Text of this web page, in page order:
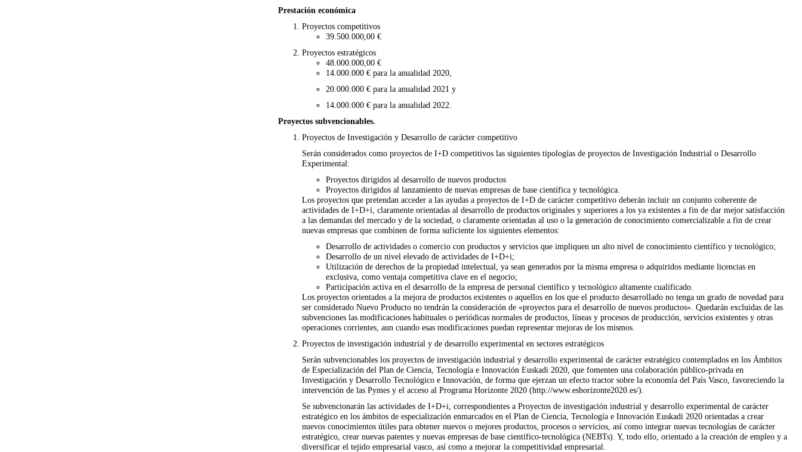
Prestación económica
Proyectos competitivos
39.500.000,00 €
Proyectos estratégicos
48.000.000,00 €
14.000.000 € para la anualidad 2020,
20.000.000 € para la anualidad 2021 y
14.000.000 € para la anualidad 2022.
Proyectos subvencionables.
Proyectos de Investigación y Desarrollo de carácter competitivo
Serán considerados como proyectos de I+D competitivos las siguientes tipologías de proyectos de Investigación Industrial o Desarrollo
Experimental:
Proyectos dirigidos al desarrollo de nuevos productos
Proyectos dirigidos al lanzamiento de nuevas empresas de base científica y tecnológica.
Los proyectos que pretendan acceder a las ayudas a proyectos de I+D de carácter competitivo deberán incluir un conjunto coherente de
actividades de I+D+i, claramente orientadas al desarrollo de productos originales y superiores a los ya existentes a fin de dar mejor satisfacción
a las demandas del mercado y de la sociedad, o claramente orientadas al uso o la generación de conocimiento comercializable a fin de crear
nuevas empresas que combinen de forma suficiente los siguientes elementos:
Desarrollo de actividades o comercio con productos y servicios que impliquen un alto nivel de conocimiento científico y tecnológico;
Desarrollo de un nivel elevado de actividades de I+D+i;
Utilización de derechos de la propiedad intelectual, ya sean generados por la misma empresa o adquiridos mediante licencias en
exclusiva, como ventaja competitiva clave en el negocio;
Participación activa en el desarrollo de la empresa de personal científico y tecnológico altamente cualificado.
Los proyectos orientados a la mejora de productos existentes o aquellos en los que el producto desarrollado no tenga un grado de novedad para
ser considerado Nuevo Producto no tendrán la consideración de «proyectos para el desarrollo de nuevos productos». Quedarán excluidas de las
subvenciones las modificaciones habituales o periódicas normales de productos, líneas y procesos de producción, servicios existentes y otras
operaciones corrientes, aun cuando esas modificaciones puedan representar mejoras de los mismos.
Proyectos de investigación industrial y de desarrollo experimental en sectores estratégicos
Serán subvencionables los proyectos de investigación industrial y desarrollo experimental de carácter estratégico contemplados en los Ámbitos
de Especialización del Plan de Ciencia, Tecnología e Innovación Euskadi 2020, que fomenten una colaboración público-privada en
Investigación y Desarrollo Tecnológico e Innovación, de forma que ejerzan un efecto tractor sobre la economía del País Vasco, favoreciendo la
intervención de las Pymes y el acceso al Programa Horizonte 2020 (http://www.eshorizonte2020.es/).
Se subvencionarán las actividades de I+D+i, correspondientes a Proyectos de investigación industrial y desarrollo experimental de carácter
estratégico en los ámbitos de especialización enmarcados en el Plan de Ciencia, Tecnología e Innovación Euskadi 2020 orientadas a crear
nuevos conocimientos útiles para obtener nuevos o mejores productos, procesos o servicios, así como integrar nuevas tecnologías de carácter
estratégico, crear nuevas patentes y nuevas empresas de base científico-tecnológica (NEBTs). Y, todo ello, orientado a la creación de empleo y a
diversificar el tejido empresarial vasco, así como a mejorar la competitividad empresarial.